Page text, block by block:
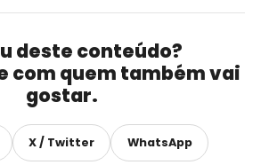
deste conteúdo?
com quem também vai
gostar.
X / Twitter WhatsApp